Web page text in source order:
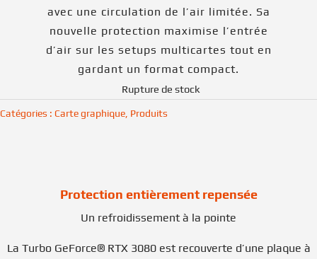
avec une circulation de l’air limitée. Sa
nouvelle protection maximise l’entrée
d’air sur les setups multicartes tout en
gardant un format compact.
Rupture de stock
Catégories : Carte graphique Produits
Protection entièrement repensée
Un refroidissement à la pointe
La Turbo GeForce® RTX 3080 est recouverte d’une plaque à